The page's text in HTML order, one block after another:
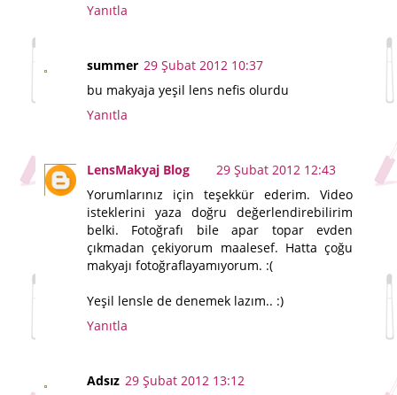
Yanıtla
summer 29 Şubat 2012 10:37
bu makyaja yeşil lens nefis olurdu
Yanıtla
LensMakyaj Blog
29 Şubat 2012 12:43
Yorumlarınız için teşekkür ederim. Video
isteklerini yaza doğru değerlendirebilirim
belki. Fotoğrafı bile apar topar evden
çıkmadan çekiyorum maalesef. Hatta çoğu
makyajı fotoğraflayamıyorum. :(
Yeşil lensle de denemek lazım.. :)
Yanıtla
Adsız 29 Şubat 2012 13:12